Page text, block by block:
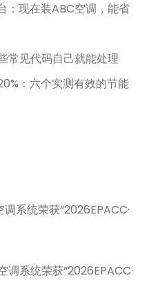
：现在装ABC空调，能省
常见代码自己就能处理
：六个实测有效的节能
系统荣获“2026EPACC·
调系统荣获“2026EPACC·